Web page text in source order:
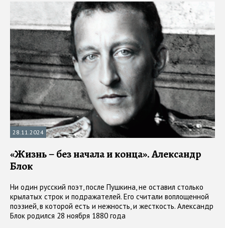
28.11.2024
«Жизнь – без начала и конца». Александр
Блок
Ни один русский поэт, после Пушкина, не оставил столько
крылатых строк и подражателей. Его считали воплощенной
поэзией, в которой есть и нежность, и жесткость. Александр
Блок родился 28 ноября 1880 года